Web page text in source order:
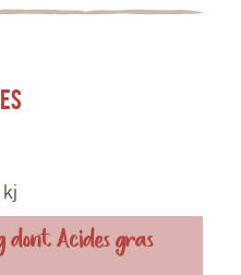
kj
dont Acides gras